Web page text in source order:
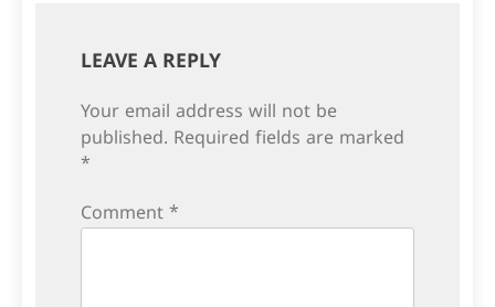
LEAVE A REPLY
Your email address will not be
published. Required fields are marked
*
Comment *